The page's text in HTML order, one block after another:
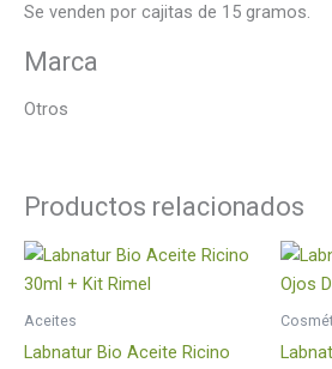
Se venden por cajitas de 15 gramos.
Marca
Otros
Productos relacionados
Aceites
Labnatur Bio Aceite Ricino